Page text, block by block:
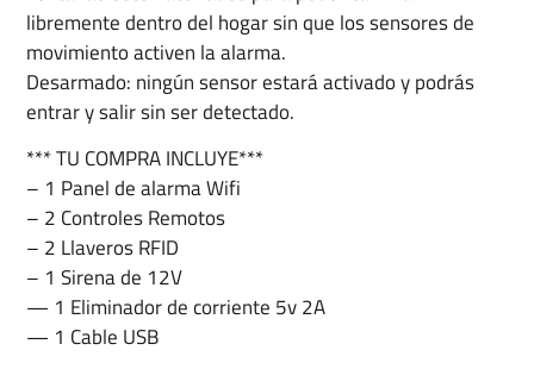
libremente dentro del hogar sin que los sensores de
movimiento activen la alarma.
Desarmado: ningún sensor estará activado y podrás
entrar y salir sin ser detectado.
*** TU COMPRA INCLUYE***
– 1 Panel de alarma Wifi
– 2 Controles Remotos
– 2 Llaveros RFID
– 1 Sirena de 12V
— 1 Eliminador de corriente 5v 2A
— 1 Cable USB